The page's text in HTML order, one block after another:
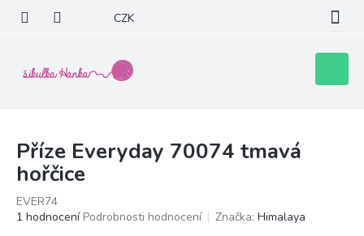
obsah
CZK
košík
Příze Everyday 70074 tmavá
hořčice
EVER74
Průměrné
1 hodnocení Podrobnosti hodnocení Značka: Himalaya